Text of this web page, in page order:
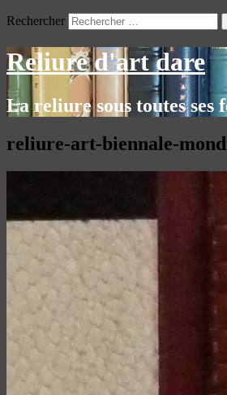
Rechercher
Reliure d'art dare
La reliure sous toutes ses
reliure-art-biennale-